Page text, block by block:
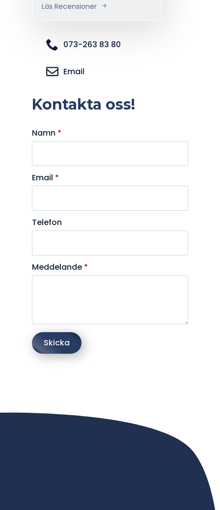
Läs Recensioner
073-263 83 80
Email
Kontakta oss!
Namn *
Email *
Telefon
Meddelande *
Skicka